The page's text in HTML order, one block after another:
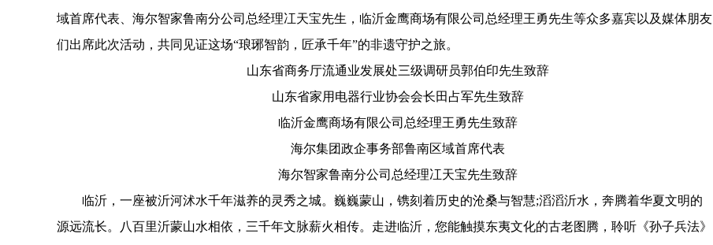
域首席代表、海尔智家鲁南分公司总经理冮天宝先生，临沂金鹰商场有限公司总经理王勇先生等众多嘉宾以及媒体朋友
们出席此次活动，共同见证这场“琅琊智韵，匠承千年”的非遗守护之旅。
山东省商务厅流通业发展处三级调研员郭伯印先生致辞
山东省家用电器行业协会会长田占军先生致辞
临沂金鹰商场有限公司总经理王勇先生致辞
海尔集团政企事务部鲁南区域首席代表
海尔智家鲁南分公司总经理冮天宝先生致辞
临沂，一座被沂河沭水千年滋养的灵秀之城。巍巍蒙山，镌刻着历史的沧桑与智慧;滔滔沂水，奔腾着华夏文明的
源远流长。八百里沂蒙山水相依，三千年文脉薪火相传。走进临沂，您能触摸东夷文化的古老图腾，聆听《孙子兵法》